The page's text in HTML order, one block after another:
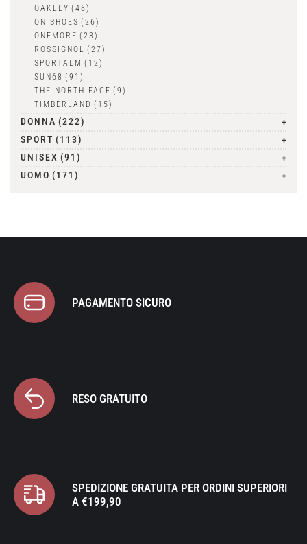
OAKLEY (46)
ON SHOES (26)
ONEMORE (23)
ROSSIGNOL (27)
SPORTALM (12)
SUN68 (91)
THE NORTH FACE (9)
TIMBERLAND (15)
DONNA (222)
SPORT (113)
UNISEX (91)
UOMO (171)
PAGAMENTO SICURO
RESO GRATUITO
SPEDIZIONE GRATUITA PER ORDINI SUPERIORI
A €199,90